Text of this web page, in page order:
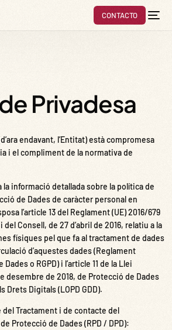
CONTACTO
Privadesa
endavant, l’Entitat) està compromesa
i el compliment de la normativa de
la informació detallada sobre la política de
de Dades de caràcter personal en
l’article 13 del Reglament (UE) 2016/679
Consell, de 27 d’abril de 2016, relatiu a la
físiques pel que fa al tractament de dades
d’aquestes dades (Reglament
o RGPD) i l’article 11 de la Llei
desembre de 2018, de Protecció de Dades
Drets Digitals (LOPD GDD).
del Tractament i de contacte del
Protecció de Dades (RPD / DPD):